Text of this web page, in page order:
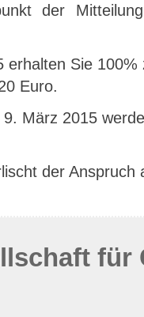
der
erhalten Sie
Euro.
März 2015
der Anspruch
für